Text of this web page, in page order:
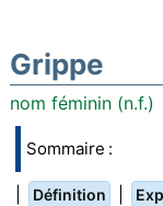
Grippe
nom féminin (n.f.)
Sommaire :
Définition